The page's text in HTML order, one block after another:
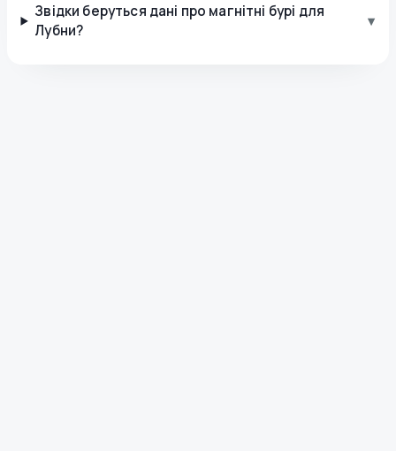
Звідки беруться дані про магнітні бурі для
Лубни?
▾